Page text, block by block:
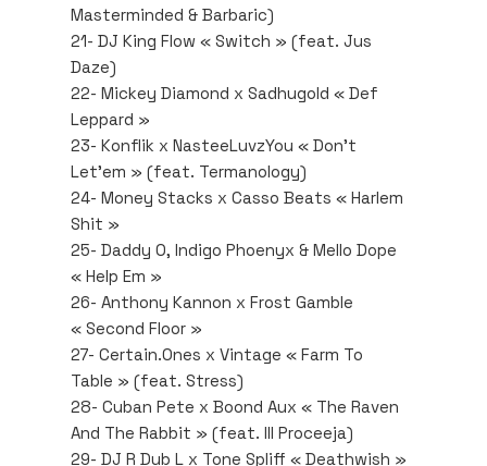
Masterminded & Barbaric)
21- DJ King Flow « Switch » (feat. Jus
Daze)
22- Mickey Diamond x Sadhugold « Def
Leppard »
23- Konflik x NasteeLuvzYou « Don’t
Let’em » (feat. Termanology)
24- Money Stacks x Casso Beats « Harlem
Shit »
25- Daddy O, Indigo Phoenyx & Mello Dope
« Help Em »
26- Anthony Kannon x Frost Gamble
« Second Floor »
27- Certain.Ones x Vintage « Farm To
Table » (feat. Stress)
28- Cuban Pete x Boond Aux « The Raven
And The Rabbit » (feat. Ill Proceeja)
29- DJ R Dub L x Tone Spliff « Deathwish »